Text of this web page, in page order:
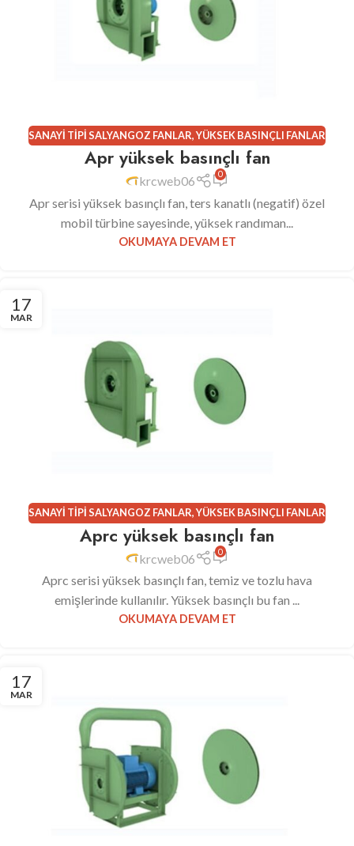
SANAYI TIPI SALYANGOZ FANLAR,YÜKSEK BASINÇLI FANLAR
Apr yüksek basınçlı fan
krcweb06 0
Apr serisi yüksek basınçlı fan, ters kanatlı (negatif) özel
mobil türbine sayesinde, yüksek randıman...
OKUMAYA DEVAM ET
17
MAR
SANAYI TIPI SALYANGOZ FANLAR,YÜKSEK BASINÇLI FANLAR
Aprc yüksek basınçlı fan
krcweb06 0
Aprc serisi yüksek basınçlı fan, temiz ve tozlu hava
emişlerinde kullanılır. Yüksek basınçlı bu fan ...
OKUMAYA DEVAM ET
17
MAR